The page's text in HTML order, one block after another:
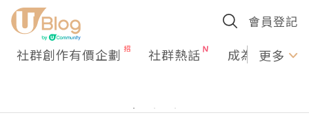
會員登記
社群創作有價企劃 社群熱話 成為U更多